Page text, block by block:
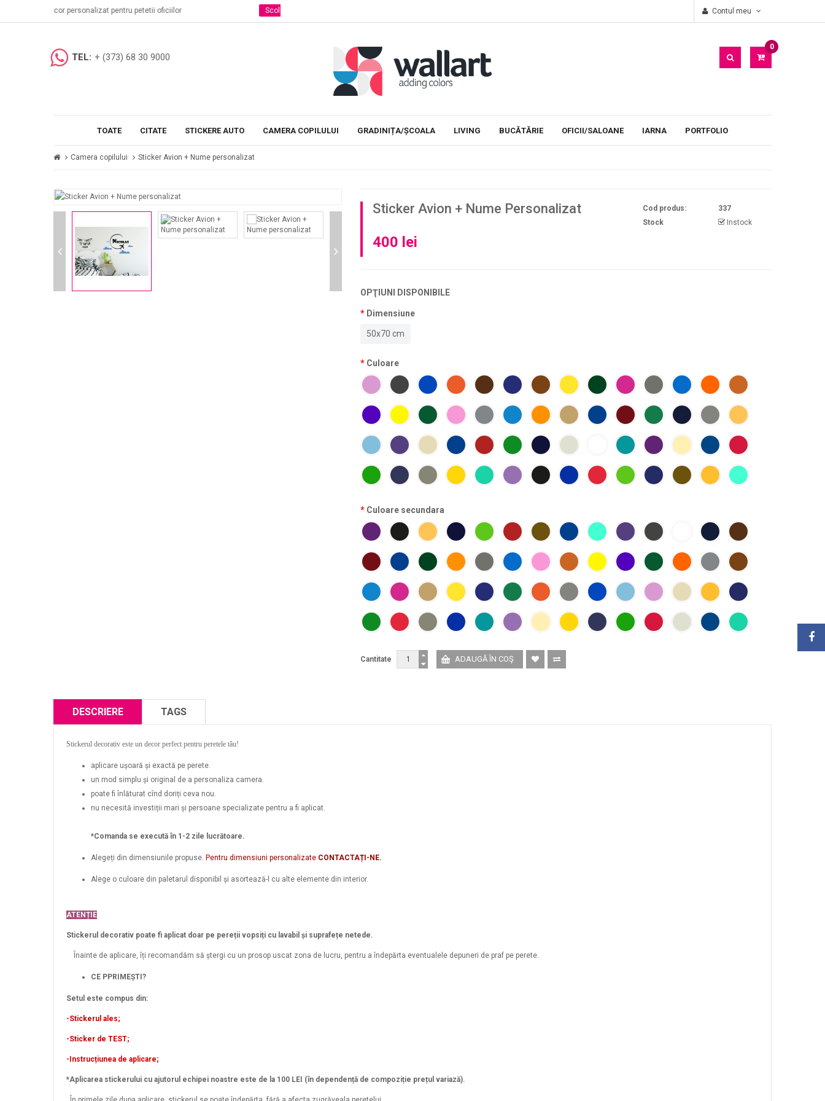
Scoli si Gradinite Stickere decorative in clase Decor personalizat pentru petetii oficiilor
Contul meu
TEL: + (373) 68 30 9000
0
TOATE CITATE STICKERE AUTO CAMERA COPILULUI GRADINIȚA/ȘCOALA LIVING BUCĂTĂRIE OFICII/SALOANE IARNA PORTFOLIO
Camera copilului Sticker Avion + Nume personalizat
Sticker Avion + Nume Personalizat
400 lei
Cod produs:
337
Stock
Instock
OPŢIUNI DISPONIBILE
Dimensiune
50x70 cm
Culoare
Culoare secundara
Cantitate
DESCRIERE TAGS
Stickerul decorativ este un decor perfect pentru peretele tău!
aplicare ușoară și exactă pe perete.
un mod simplu și original de a personaliza camera.
poate fi înlăturat cînd doriți ceva nou.
nu necesită investiții mari și persoane specializate pentru a fi aplicat.
*Comanda se execută în 1-2 zile lucrătoare.
Alegeți din dimensiunile propuse. Pentru dimensiuni personalizate CONTACTAȚI-NE.
Alege o culoare din paletarul disponibil și asortează-l cu alte elemente din interior.
ATENȚIE
Stickerul decorativ poate fi aplicat doar pe pereții vopsiți cu lavabil și suprafețe netede.
Înainte de aplicare, îți recomandăm să ștergi cu un prosop uscat zona de lucru, pentru a îndepărta eventualele depuneri de praf pe perete.
CE PPRIMEȘTI?
Setul este compus din:
-Stickerul ales;
-Sticker de TEST;
-Instrucțiunea de aplicare;
*Aplicarea stickerului cu ajutorul echipei noastre este de la 100 LEI (în dependență de compoziție prețul variază).